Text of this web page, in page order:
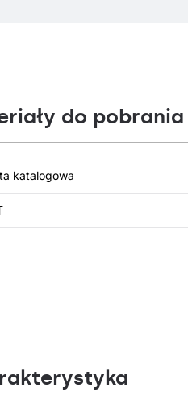
do pobrania
katalogowa